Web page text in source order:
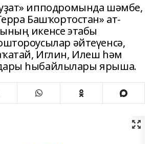
ипподромында шәмбе,
Башҡортостан» ат-
икенсе этабы
әйтеүенсә,
Иглин, Илеш һәм
һыбайлылары ярыша.